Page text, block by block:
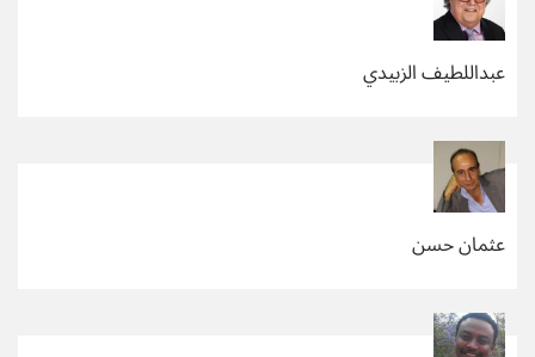
عبداللطيف الزبيدي
عثمان حسن